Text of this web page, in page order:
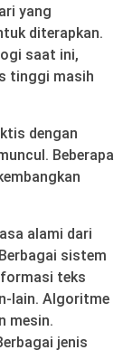
yang
diterapkan.
saat ini,
tinggi masih
dengan
Beberapa
alami dari
sistem
teks
lain. Algoritme
mesin.
jenis